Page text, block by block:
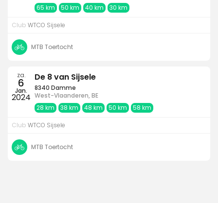
65 km
50 km 40 km 30 km
Club WTCO Sijsele
MTB Toertocht
za.
6
Jan.
2024
De 8 van Sijsele
8340 Damme
West-Vlaanderen, BE
28 km
38 km 48 km 50 km 58 km
Club WTCO Sijsele
MTB Toertocht